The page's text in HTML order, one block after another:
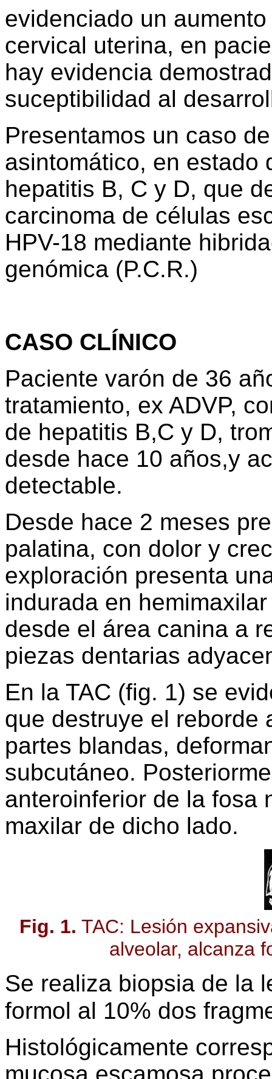
evidenciado un
cervical uterina, en
hay evidencia
suceptibilidad al
Presentamos un caso
asintomático, en estado
hepatitis B, C y D, que
carcinoma de células
HPV-18 mediante
genómica (P.C.R.)
CASO CLÍNICO
Paciente varón de 36
tratamiento, ex ADVP,
de hepatitis B,C y D,
desde hace 10 años,y
detectable.
Desde hace 2 meses
palatina, con dolor y
exploración presenta
indurada en
desde el área canina a
piezas dentarias
En la TAC (fig. 1) se
que destruye el reborde
partes blandas,
subcutáneo.
anteroinferior de la fosa
maxilar de dicho lado.
Fig. 1. TAC: Lesión
alveolar, alcanza
Se realiza biopsia de la
formol al 10% dos
Histológicamente